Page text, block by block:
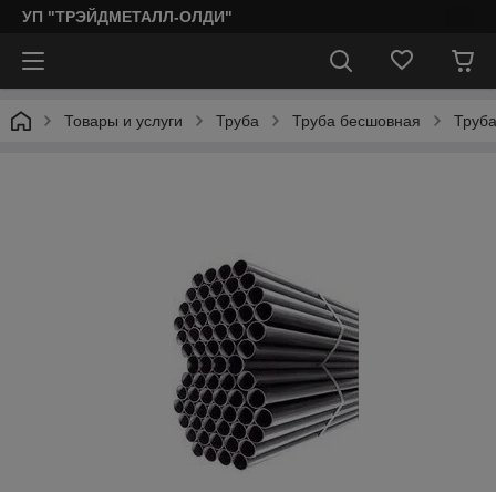
УП "ТРЭЙДМЕТАЛЛ-ОЛДИ"
Товары и услуги Труба Труба бесшовная